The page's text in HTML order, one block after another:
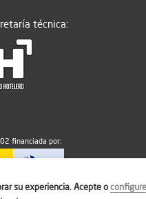
técnica:
financiada por:
su experiencia. Acepte oconfigure